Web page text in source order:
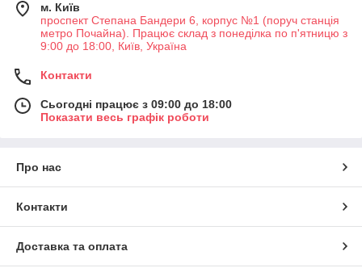
м. Київ
проспект Степана Бандери 6, корпус №1 (поруч станція
метро Почайна). Працює склад з понеділка по п'ятницю з
9:00 до 18:00, Київ, Україна
Контакти
Сьогодні працює з 09:00 до 18:00
Показати весь графік роботи
Про нас
Контакти
Доставка та оплата